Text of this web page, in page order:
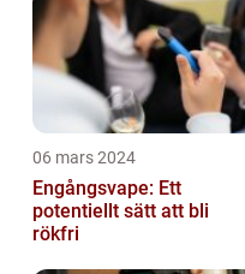
06 mars 2024
Engångsvape: Ett
potentiellt sätt att bli
rökfri